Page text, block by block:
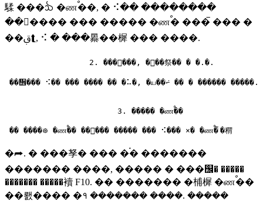
騥 ���ᨨ �ணࠬ��, � ⠪�� ��������
������ ��� ����� �ணࠬ� ��� ࠡ��� �
��ࢥ⮬, ⠪ � ���㬥��樨 ��� ����.
                  2. ����ࠩ��, ��࠭�祭�� � �.�.
��᪮��� ⠪�� ��� ���� �� �⠥�, �ய��⨬ �� � ������ �����.
                        3. ����� �ணࠬ��
�⮫. � ���孥� ��� �࠭� �������
������� ����, ����� � ���஬� �����
������� �����襩 F10. �� ������� �㭪樨 �ணࠬ��
��뢠���� �१ ������� ����. �����